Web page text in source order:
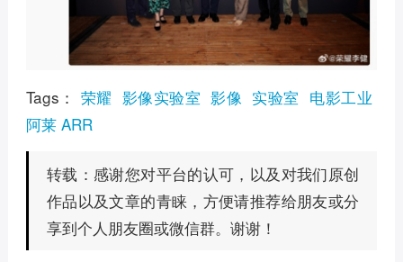
Tags： 荣耀 影像实验室 影像 实验室 电影工业
阿莱 ARR
转载： 感谢您对平台的认可，以及对我们原创
作品以及文章的青睐，方便请推荐给朋友或分
享到个人朋友圈或微信群。谢谢！